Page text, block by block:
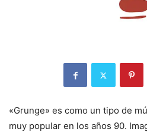
«Grunge» es como un tipo de
muy popular en los años 90.